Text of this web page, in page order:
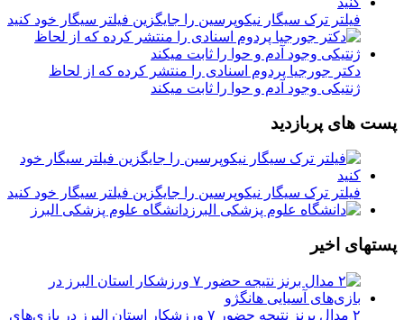
فیلتر ترک سیگار نیکوپرسین را جایگزین فیلتر سیگار خود کنید
دکتر جورجیا پردوم اسنادی را منتشر کرده که از لحاظ
ژنتیکی وجود آدم و حوا را ثابت میکند
پست های پربازدید
فیلتر ترک سیگار نیکوپرسین را جایگزین فیلتر سیگار خود کنید
دانشگاه علوم پزشکی البرز
پستهای اخیر
۲ مدال برنز نتیجه حضور ۷ ورزشکار استان البرز در بازی‌های